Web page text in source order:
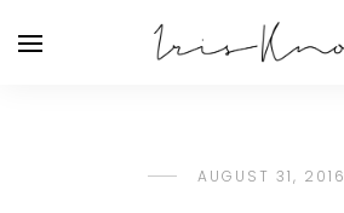
AUGUST 31, 2016